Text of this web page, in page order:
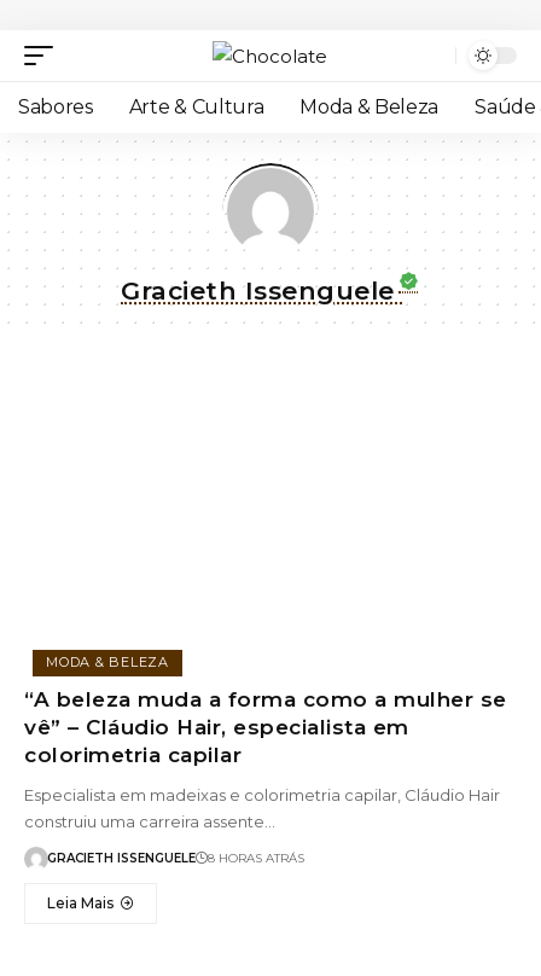
Sabores Arte & Cultura Moda & Beleza Saúde
Gracieth Issenguele
MODA & BELEZA
“A beleza muda a forma como a mulher se
vê” – Cláudio Hair, especialista em
colorimetria capilar
Especialista em madeixas e colorimetria capilar, Cláudio Hair
construiu uma carreira assente…
GRACIETH ISSENGUELE 8 HORAS ATRÁS
Leia Mais